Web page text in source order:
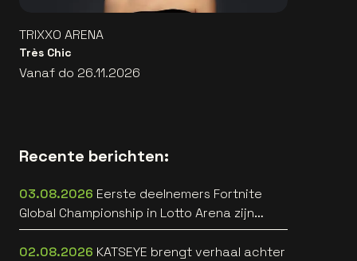
TRIXXO ARENA
Très Chic
Vanaf do 26.11.2026
Recente berichten:
03.08.2026 Eerste deelnemers Fortnite
Global Championship in Lotto Arena zijn
bekend
02.08.2026 KATSEYE brengt verhaal achter